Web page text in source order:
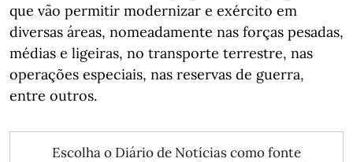
que vão permitir modernizar e exército em
diversas áreas, nomeadamente nas forças pesadas,
médias e ligeiras, no transporte terrestre, nas
operações especiais, nas reservas de guerra,
entre outros.
Escolha o Diário de Notícias como fonte